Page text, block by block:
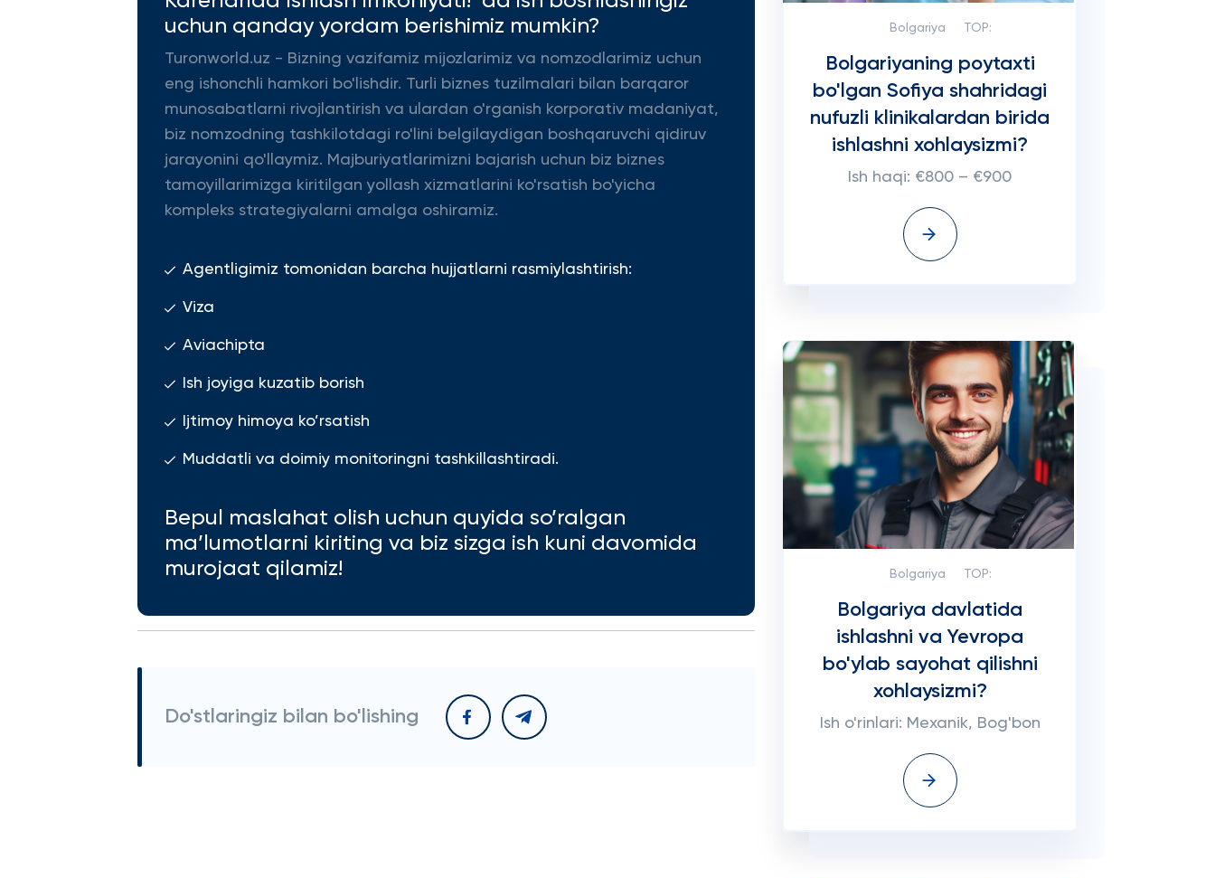
uchun qanday yordam berishimiz mumkin?
Turonworld.uz - Bizning vazifamiz mijozlarimiz va nomzodlarimiz uchun
eng ishonchli hamkori bo'lishdir. Turli biznes tuzilmalari bilan barqaror
munosabatlarni rivojlantirish va ulardan o'rganish korporativ madaniyat,
biz nomzodning tashkilotdagi ro'lini belgilaydigan boshqaruvchi qidiruv
jarayonini qo'llaymiz. Majburiyatlarimizni bajarish uchun biz biznes
tamoyillarimizga kiritilgan yollash xizmatlarini ko'rsatish bo'yicha
kompleks strategiyalarni amalga oshiramiz.
Agentligimiz tomonidan barcha hujjatlarni rasmiylashtirish:
Viza
Aviachipta
Ish joyiga kuzatib borish
Ijtimoy himoya ko’rsatish
Muddatli va doimiy monitoringni tashkillashtiradi.
Bepul maslahat olish uchun quyida so’ralgan
ma’lumotlarni kiriting va biz sizga ish kuni davomida
murojaat qilamiz!
Do'stlaringiz bilan bo'lishing
Bolgariya TOP:
Bolgariyaning poytaxti
bo'lgan Sofiya shahridagi
nufuzli klinikalardan birida
ishlashni xohlaysizmi?
Ish haqi: €800 – €900
Bolgariya TOP:
Bolgariya davlatida
ishlashni va Yevropa
bo'ylab sayohat qilishni
xohlaysizmi?
Ish o'rinlari: Mexanik, Bog'bon